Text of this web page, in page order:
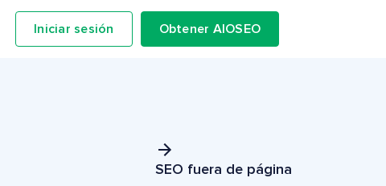
Iniciar sesión Obtener AIOSEO
SEO fuera de página